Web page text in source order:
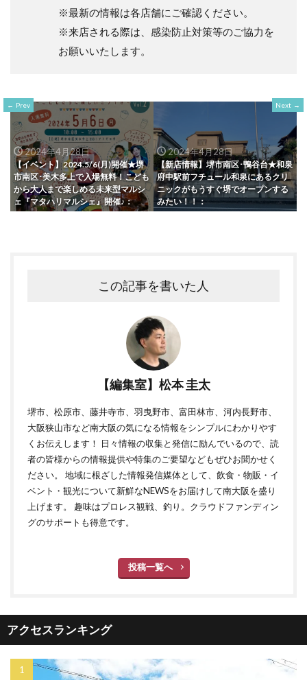
※最新の情報は各店舗にご確認ください。
※来店される際は、感染防止対策等のご協力を
お願いいたします。
Prev
2024年4月28日
【イベント】2024.5/6(月)開催★堺
市南区･美木多上で入場無料！こども
から大人まで楽しめる未来型マルシ
ェ『マタハリマルシェ』開催♪：
Next
2024年4月28日
【新店情報】堺市南区･鴨谷台★和泉
府中駅前フチュール和泉にあるクリ
ニックがもうすぐ堺でオープンする
みたい！！：
この記事を書いた人
【編集室】松本 圭太
堺市、松原市、藤井寺市、羽曳野市、富田林市、河内長野市、
大阪狭山市など南大阪の気になる情報をシンプルにわかりやす
くお伝えします！ 日々情報の収集と発信に励んでいるので、読
者の皆様からの情報提供や特集のご要望などもぜひお聞かせく
ださい。 地域に根ざした情報発信媒体として、飲食・物販・イ
ベント・観光について新鮮なNEWSをお届けして南大阪を盛り
上げます。 趣味はプロレス観戦、釣り。クラウドファンディン
グのサポートも得意です。
投稿一覧へ
アクセスランキング